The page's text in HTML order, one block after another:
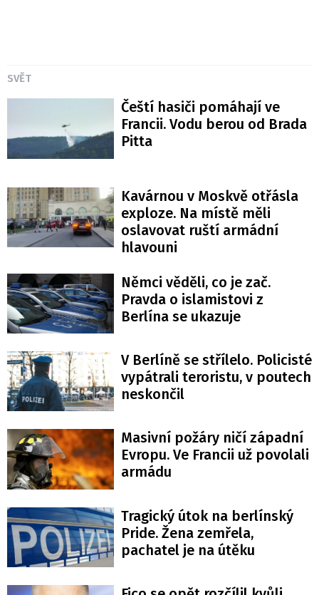
SVĚT
Čeští hasiči pomáhají ve
Francii. Vodu berou od Brada
Pitta
Kavárnou v Moskvě otřásla
exploze. Na místě měli
oslavovat ruští armádní
hlavouni
Němci věděli, co je zač.
Pravda o islamistovi z
Berlína se ukazuje
V Berlíně se střílelo. Policisté
vypátrali teroristu, v poutech
neskončil
Masivní požáry ničí západní
Evropu. Ve Francii už povolali
armádu
Tragický útok na berlínský
Pride. Žena zemřela,
pachatel je na útěku